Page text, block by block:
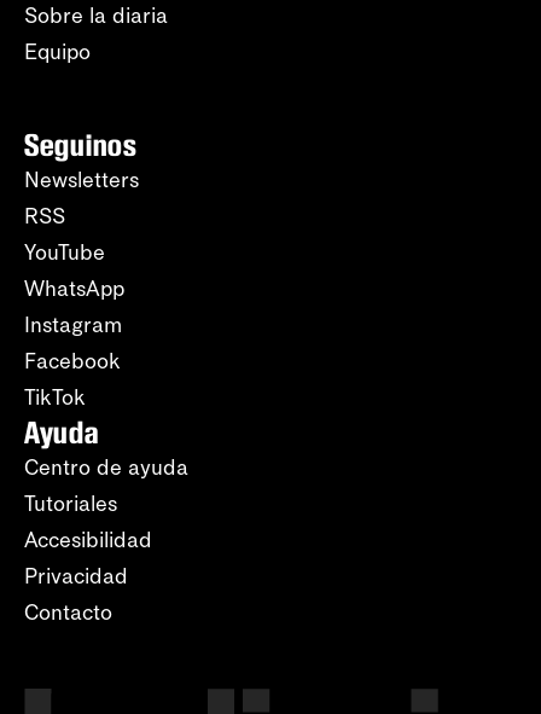
Sobre la diaria
Equipo
Seguinos
Newsletters
RSS
YouTube
WhatsApp
Instagram
Facebook
TikTok
Ayuda
Centro de ayuda
Tutoriales
Accesibilidad
Privacidad
Contacto